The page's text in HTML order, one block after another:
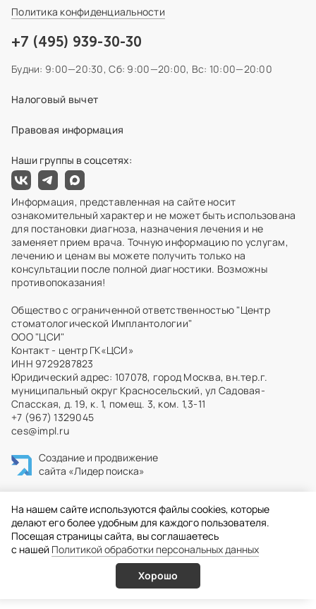
Политика конфиденциальности
+7 (495) 939-30-30
Будни: 9:00—20:30, Сб: 9:00—20:00, Вс: 10:00—20:00
Налоговый вычет
Наши группы в соцсетях:
Правовая информация
Информация, представленная на сайте носит
ознакомительный характер и не может быть использована
для постановки диагноза, назначения лечения и не
заменяет прием врача. Точную информацию по услугам,
лечению и ценам вы можете получить только на
консультации после полной диагностики. Возможны
противопоказания!
Общество с ограниченной ответственностью "Центр
стоматологической Имплантологии"
ООО "ЦСИ"
Контакт - центр ГК«ЦСИ»
ИНН 9729287823
Юридический адрес: 107078, город Москва, вн.тер.г.
муниципальный округ Красносельский, ул Садовая-
Спасская, д. 19, к. 1, помещ. 3, ком. 1,3-11
+7 (967) 1329045
ces@impl.ru
Создание и продвижение
сайта «Лидер поиска»
На нашем сайте используются файлы cookies, которые
делают его более удобным для каждого пользователя.
Посещая страницы сайта, вы соглашаетесь
c нашей Политикой обработки персональных данных
Хорошо